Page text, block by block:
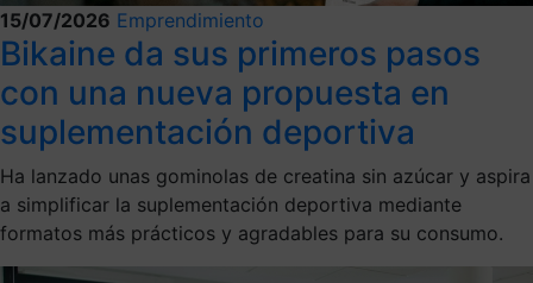
15/07/2026 Emprendimiento
Bikaine da sus primeros pasos
con una nueva propuesta en
suplementación deportiva
Ha lanzado unas gominolas de creatina sin azúcar y aspira
a simplificar la suplementación deportiva mediante
formatos más prácticos y agradables para su consumo.